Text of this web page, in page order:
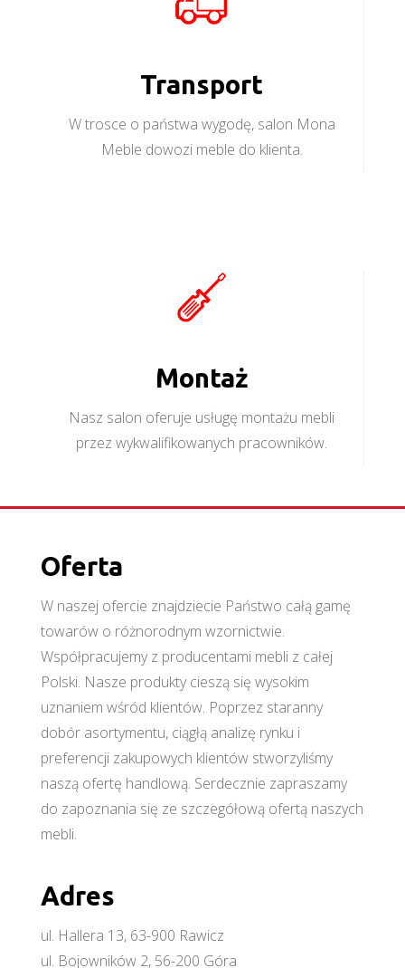
Transport
W trosce o państwa wygodę, salon Mona
Meble dowozi meble do klienta.
Montaż
Nasz salon oferuje usługę montażu mebli
przez wykwalifikowanych pracowników.
Oferta
W naszej ofercie znajdziecie Państwo całą gamę
towarów o różnorodnym wzornictwie.
Współpracujemy z producentami mebli z całej
Polski. Nasze produkty cieszą się wysokim
uznaniem wśród klientów. Poprzez staranny
dobór asortymentu, ciągłą analizę rynku i
preferencji zakupowych klientów stworzyliśmy
naszą ofertę handlową. Serdecznie zapraszamy
do zapoznania się ze szczegółową ofertą naszych
mebli.
Adres
ul. Hallera 13, 63-900 Rawicz
ul. Bojowników 2, 56-200 Góra